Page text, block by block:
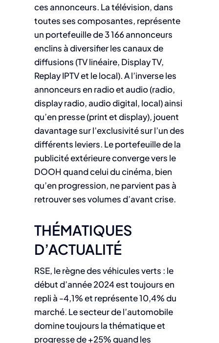
ces annonceurs. La télévision, dans
toutes ses composantes, représente
un portefeuille de 3 166 annonceurs
enclins à diversifier les canaux de
diffusions (TV linéaire, Display TV,
Replay IPTV et le local). A l’inverse les
annonceurs en radio et audio (radio,
display radio, audio digital, local) ainsi
qu’en presse (print et display), jouent
davantage sur l’exclusivité sur l’un des
différents leviers. Le portefeuille de la
publicité extérieure converge vers le
DOOH quand celui du cinéma, bien
qu’en progression, ne parvient pas à
retrouver ses volumes d’avant crise.
THÉMATIQUES
D’ACTUALITÉ
RSE, le règne des véhicules verts : le
début d’année 2024 est toujours en
repli à -4,1% et représente 10,4% du
marché. Le secteur de l’automobile
domine toujours la thématique et
progresse de +25% quand les